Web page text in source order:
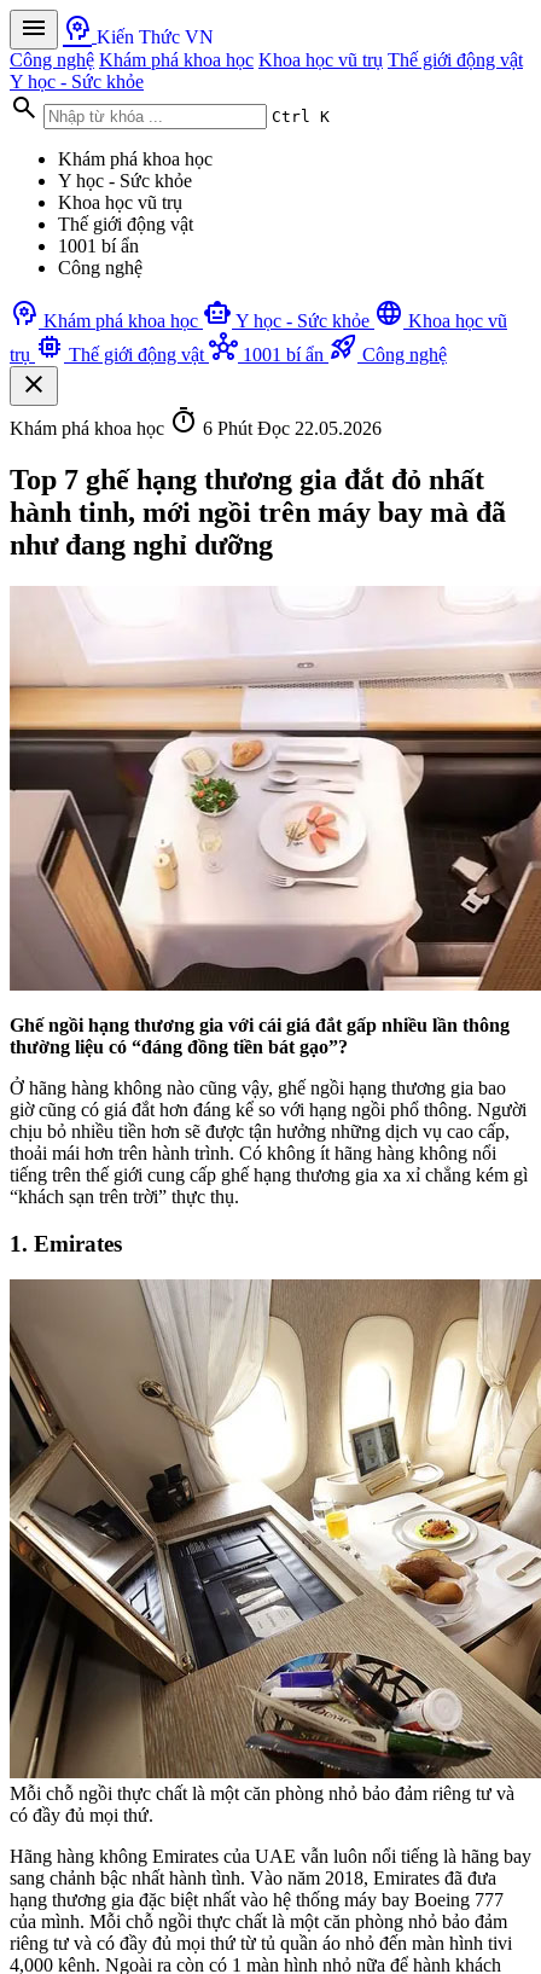
menu psychology Kiến Thức VN
Công nghệ Khám phá khoa học Khoa học vũ trụ Thế giới động vật
Y học - Sức khỏe
search Ctrl K
Khám phá khoa học
Y học - Sức khỏe
Khoa học vũ trụ
Thế giới động vật
1001 bí ẩn
Công nghệ
psychology Khám phá khoa học smart_toy Y học - Sức khỏe language Khoa học vũ
trụ memory Thế giới động vật hub 1001 bí ẩn rocket_launch Công nghệ
close
Khám phá khoa học timer 6 Phút Đọc 22.05.2026
Top 7 ghế hạng thương gia đắt đỏ nhất
hành tinh, mới ngồi trên máy bay mà đã
như đang nghỉ dưỡng
Ghế ngồi hạng thương gia với cái giá đắt gấp nhiều lần thông
thường liệu có “đáng đồng tiền bát gạo”?
Ở hãng hàng không nào cũng vậy, ghế ngồi hạng thương gia bao
giờ cũng có giá đắt hơn đáng kể so với hạng ngồi phổ thông. Người
chịu bỏ nhiều tiền hơn sẽ được tận hưởng những dịch vụ cao cấp,
thoải mái hơn trên hành trình. Có không ít hãng hàng không nổi
tiếng trên thế giới cung cấp ghế hạng thương gia xa xỉ chẳng kém gì
“khách sạn trên trời” thực thụ.
1. Emirates
Mỗi chỗ ngồi thực chất là một căn phòng nhỏ bảo đảm riêng tư và
có đầy đủ mọi thứ.
Hãng hàng không Emirates của UAE vẫn luôn nổi tiếng là hãng bay
sang chảnh bậc nhất hành tình. Vào năm 2018, Emirates đã đưa
hạng thương gia đặc biệt nhất vào hệ thống máy bay Boeing 777
của mình. Mỗi chỗ ngồi thực chất là một căn phòng nhỏ bảo đảm
riêng tư và có đầy đủ mọi thứ từ tủ quần áo nhỏ đến màn hình tivi
4,000 kênh. Ngoài ra còn có 1 màn hình nhỏ nữa để hành khách